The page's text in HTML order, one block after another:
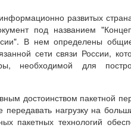
развитых
под названием
В нем определены
сети связи России,
необходимой для
достоинством пакетной
нагрузку на
пакетных технологий